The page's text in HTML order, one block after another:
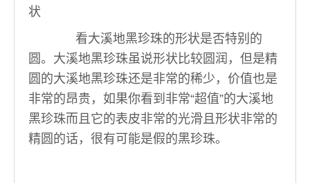
状
看大溪地黑珍珠的形状是否特别的
圆。大溪地黑珍珠虽说形状比较圆润，但是精
圆的大溪地黑珍珠还是非常的稀少，价值也是
非常的昂贵，如果你看到非常“超值”的大溪地
黑珍珠而且它的表皮非常的光滑且形状非常的
精圆的话，很有可能是假的黑珍珠。